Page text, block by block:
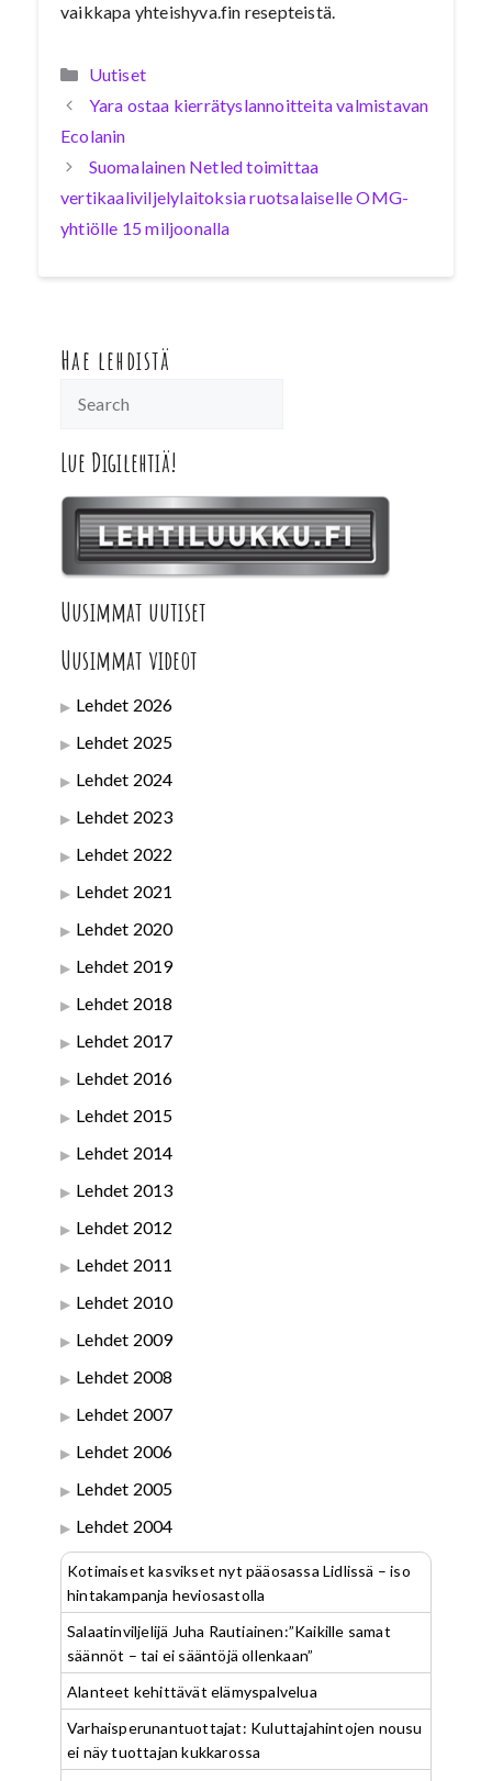
vaikkapa yhteishyva.fin resepteistä.
Kategoriat
Uutiset
Yara ostaa kierrätyslannoitteita valmistavan
Ecolanin
Suomalainen Netled toimittaa
vertikaaliviljelylaitoksia ruotsalaiselle OMG-
yhtiölle 15 miljoonalla
Hae lehdistä
Lue Digilehtiä!
Uusimmat uutiset
Uusimmat videot
Lehdet 2026
Lehdet 2025
Lehdet 2024
Lehdet 2023
Lehdet 2022
Lehdet 2021
Lehdet 2020
Lehdet 2019
Lehdet 2018
Lehdet 2017
Lehdet 2016
Lehdet 2015
Lehdet 2014
Lehdet 2013
Lehdet 2012
Lehdet 2011
Lehdet 2010
Lehdet 2009
Lehdet 2008
Lehdet 2007
Lehdet 2006
Lehdet 2005
Lehdet 2004
Kotimaiset kasvikset nyt pääosassa Lidlissä – iso
hintakampanja heviosastolla
Salaatinviljelijä Juha Rautiainen:”Kaikille samat
säännöt – tai ei sääntöjä ollenkaan”
Alanteet kehittävät elämyspalvelua
Varhaisperunantuottajat: Kuluttajahintojen nousu
ei näy tuottajan kukkarossa